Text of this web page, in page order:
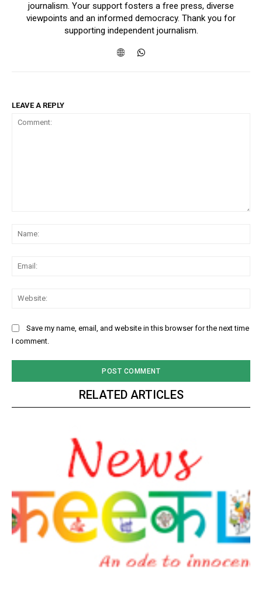
journalism. Your support fosters a free press, diverse
viewpoints and an informed democracy. Thank you for
supporting independent journalism.
LEAVE A REPLY
Save my name, email, and website in this browser for the next time
I comment.
RELATED ARTICLES